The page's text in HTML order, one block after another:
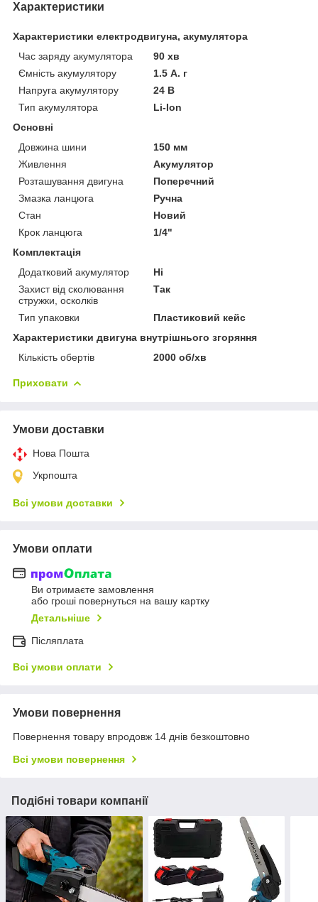
Характеристики
Характеристики електродвигуна, акумулятора
Час заряду акумулятора
90 хв
Ємність акумулятору
1.5 А. г
Напруга акумулятору
24 В
Тип акумулятора
Li-Ion
Основні
Довжина шини
150 мм
Живлення
Акумулятор
Розташування двигуна
Поперечний
Змазка ланцюга
Ручна
Стан
Новий
Крок ланцюга
1/4"
Комплектація
Додатковий акумулятор
Ні
Захист від сколювання
стружки, осколків
Так
Тип упаковки
Пластиковий кейс
Характеристики двигуна внутрішнього згоряння
Кількість обертів
2000 об/хв
Приховати
Умови доставки
Нова Пошта
Укрпошта
Всі умови доставки
Умови оплати
Ви отримаєте замовлення
або гроші повернуться на вашу картку
Детальніше
Післяплата
Всі умови оплати
Умови повернення
Повернення товару впродовж 14 днів безкоштовно
Всі умови повернення
Подібні товари компанії